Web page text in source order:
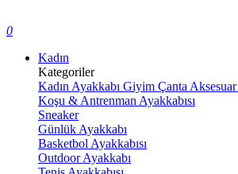
0
Kadın
Kategoriler
Kadın Ayakkabı Giyim Çanta Aksesuar
Koşu & Antrenman Ayakkabısı
Sneaker
Günlük Ayakkabı
Basketbol Ayakkabısı
Outdoor Ayakkabı